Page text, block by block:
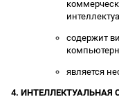
содержит
является
4. ИНТЕЛЛЕКТУАЛЬНАЯ